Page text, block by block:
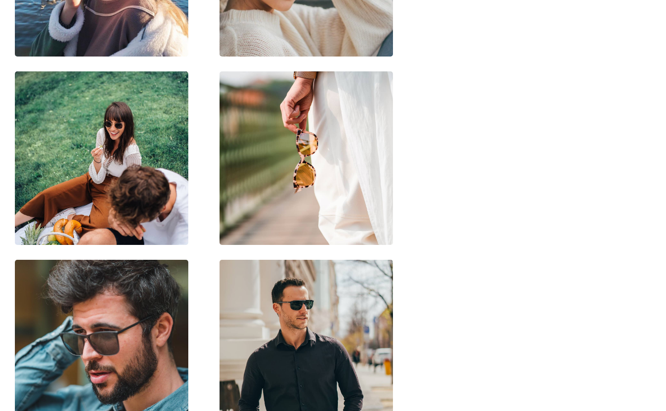
Hídszélesség:
17 mm
Súly:
100 g
Állítható orrpárna:
Nem
Rugós zsanér:
Nem
Tok:
Nem
Tisztítókendő:
Igen
Egyéb
Nem:
Férfi
Kategória:
Napszemüvegek
Márka:
Oakley
Használat:
Sport
Sport:
Tenisz, Túrázás
Kód:
OO 9448 12 57
Dioptriás kivitelben elérhető:
Nem